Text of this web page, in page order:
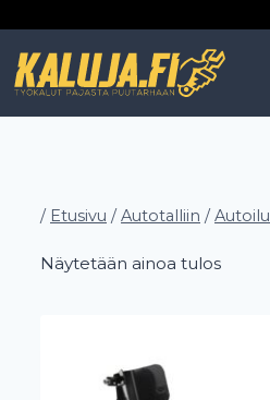
/ Etusivu / Autotalliin / Autoilu
Näytetään ainoa tulos